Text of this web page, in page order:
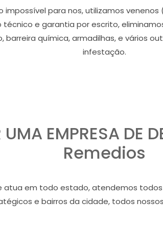
impossível para nos, utilizamos
e garantia por escrito,
barreira química, armadilhas, e vários
infestação.
UMA EMPRESA DE
Remedios
em todo estado, atendemos
e bairros da cidade, todos